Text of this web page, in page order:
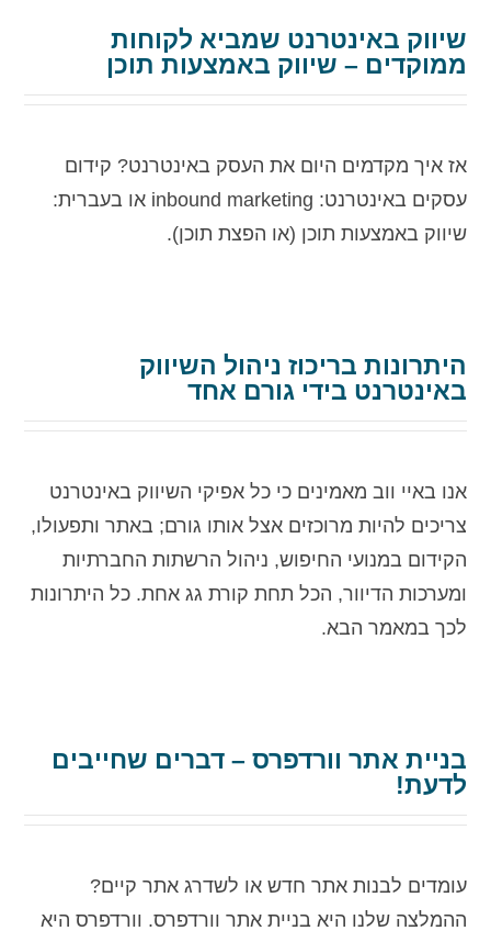
שיווק באינטרנט שמביא לקוחות
ממוקדים – שיווק באמצעות תוכן
אז איך מקדמים היום את העסק באינטרנט? קידום
עסקים באינטרנט: inbound marketing או בעברית:
שיווק באמצעות תוכן (או הפצת תוכן).
היתרונות בריכוז ניהול השיווק
באינטרנט בידי גורם אחד
אנו באיי ווב מאמינים כי כל אפיקי השיווק באינטרנט
צריכים להיות מרוכזים אצל אותו גורם; באתר ותפעולו,
הקידום במנועי החיפוש, ניהול הרשתות החברתיות
ומערכות הדיוור, הכל תחת קורת גג אחת. כל היתרונות
לכך במאמר הבא.
בניית אתר וורדפרס – דברים שחייבים
לדעת!
עומדים לבנות אתר חדש או לשדרג אתר קיים?
ההמלצה שלנו היא בניית אתר וורדפרס. וורדפרס היא